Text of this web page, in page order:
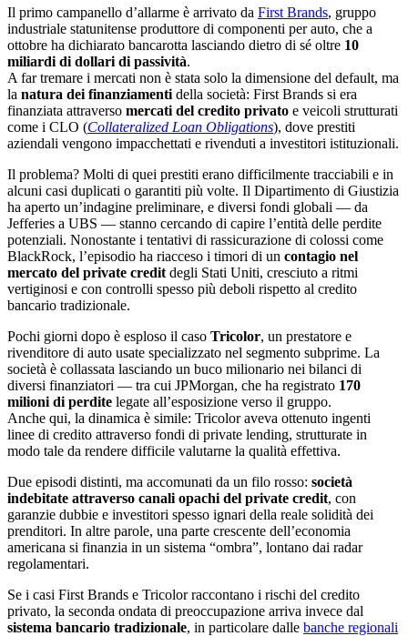
Il primo campanello d’allarme è arrivato da First Brands, gruppo
industriale statunitense produttore di componenti per auto, che a
ottobre ha dichiarato bancarotta lasciando dietro di sé oltre 10
miliardi di dollari di passività.
A far tremare i mercati non è stata solo la dimensione del default, ma
la natura dei finanziamenti della società: First Brands si era
finanziata attraverso mercati del credito privato e veicoli strutturati
come i CLO (Collateralized Loan Obligations), dove prestiti
aziendali vengono impacchettati e rivenduti a investitori istituzionali.
Il problema? Molti di quei prestiti erano difficilmente tracciabili e in
alcuni casi duplicati o garantiti più volte. Il Dipartimento di Giustizia
ha aperto un’indagine preliminare, e diversi fondi globali — da
Jefferies a UBS — stanno cercando di capire l’entità delle perdite
potenziali. Nonostante i tentativi di rassicurazione di colossi come
BlackRock, l’episodio ha riacceso i timori di un contagio nel
mercato del private credit degli Stati Uniti, cresciuto a ritmi
vertiginosi e con controlli spesso più deboli rispetto al credito
bancario tradizionale.
Pochi giorni dopo è esploso il caso Tricolor, un prestatore e
rivenditore di auto usate specializzato nel segmento subprime. La
società è collassata lasciando un buco milionario nei bilanci di
diversi finanziatori — tra cui JPMorgan, che ha registrato 170
milioni di perdite legate all’esposizione verso il gruppo.
Anche qui, la dinamica è simile: Tricolor aveva ottenuto ingenti
linee di credito attraverso fondi di private lending, strutturate in
modo tale da rendere difficile valutarne la qualità effettiva.
Due episodi distinti, ma accomunati da un filo rosso: società
indebitate attraverso canali opachi del private credit, con
garanzie dubbie e investitori spesso ignari della reale solidità dei
prenditori. In altre parole, una parte crescente dell’economia
americana si finanzia in un sistema “ombra”, lontano dai radar
regolamentari.
Se i casi First Brands e Tricolor raccontano i rischi del credito
privato, la seconda ondata di preoccupazione arriva invece dal
sistema bancario tradizionale, in particolare dalle banche regionali